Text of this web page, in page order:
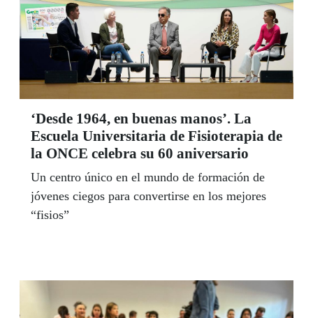
‘Desde 1964, en buenas manos’. La
Escuela Universitaria de Fisioterapia de
la ONCE celebra su 60 aniversario
Un centro único en el mundo de formación de
jóvenes ciegos para convertirse en los mejores
“fisios”